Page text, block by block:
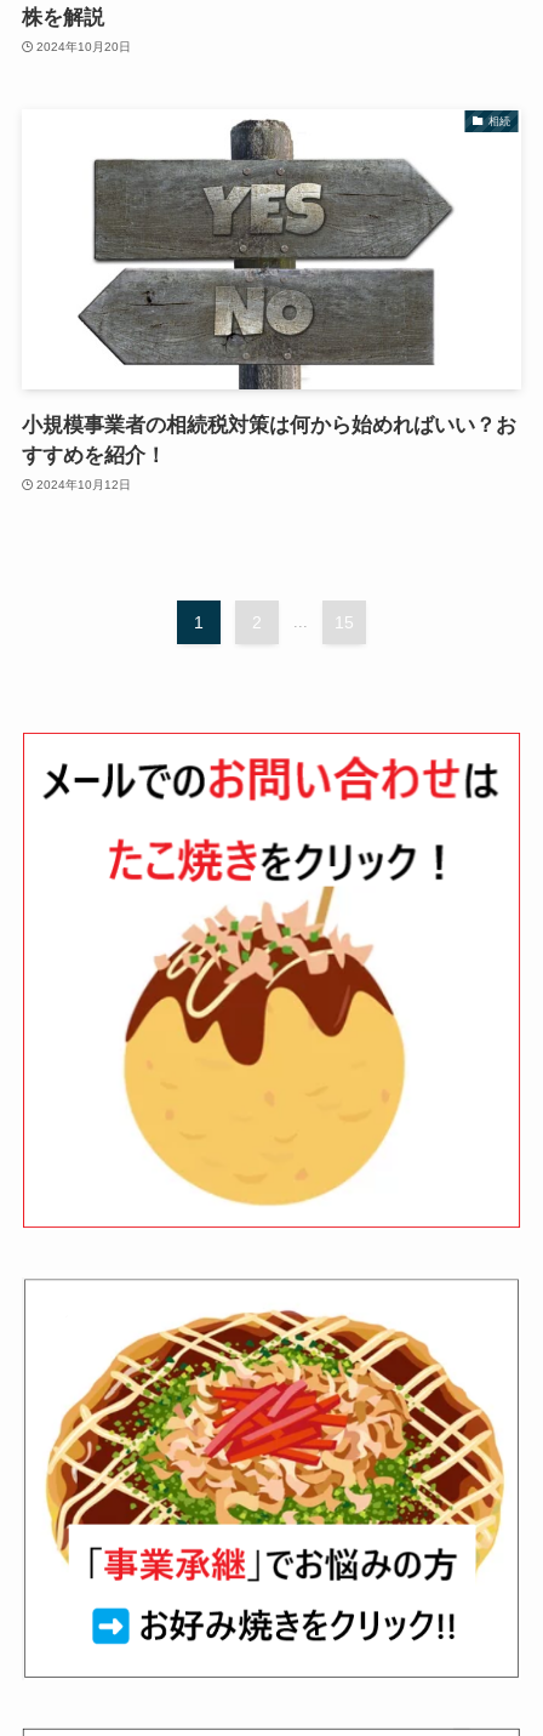
株を解説
2024年10月20日
相続
小規模事業者の相続税対策は何から始めればいい？お
すすめを紹介！
2024年10月12日
1 2 ... 15